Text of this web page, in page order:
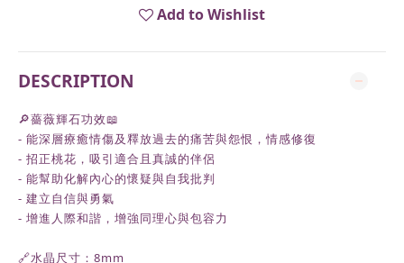
Add to Wishlist
DESCRIPTION
🔎薔薇輝石功效📖
- 能深層療癒情傷及釋放過去的痛苦與怨恨，情感修復
- 招正桃花，吸引適合且真誠的伴侶
- 能幫助化解內心的懷疑與自我批判
- 建立自信與勇氣
- 增進人際和諧 ，增強同理心與包容力
🔗水晶尺寸：8mm